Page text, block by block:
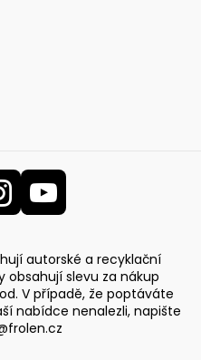
autorské a recyklační
obsahují slevu za nákup
V případě, že poptáváte
nabídce nenalezli, napište